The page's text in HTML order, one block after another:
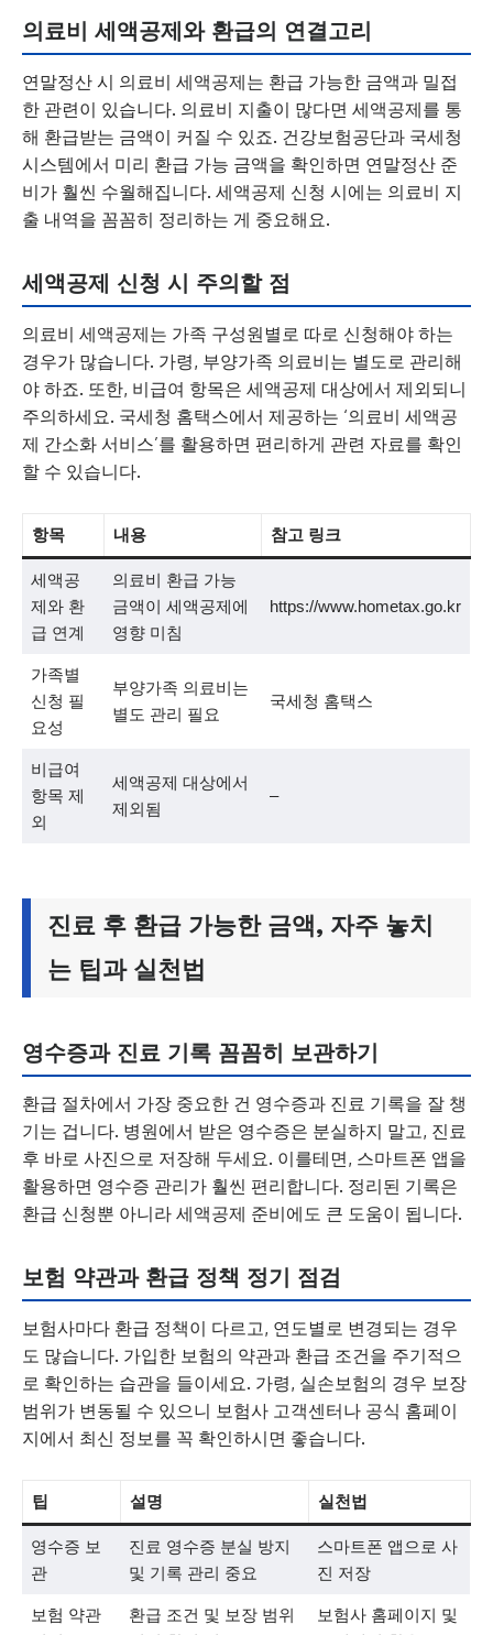
의료비 세액공제와 환급의 연결고리
연말정산 시 의료비 세액공제는 환급 가능한 금액과 밀접
한 관련이 있습니다. 의료비 지출이 많다면 세액공제를 통
해 환급받는 금액이 커질 수 있죠. 건강보험공단과 국세청
시스템에서 미리 환급 가능 금액을 확인하면 연말정산 준
비가 훨씬 수월해집니다. 세액공제 신청 시에는 의료비 지
출 내역을 꼼꼼히 정리하는 게 중요해요.
세액공제 신청 시 주의할 점
의료비 세액공제는 가족 구성원별로 따로 신청해야 하는
경우가 많습니다. 가령, 부양가족 의료비는 별도로 관리해
야 하죠. 또한, 비급여 항목은 세액공제 대상에서 제외되니
주의하세요. 국세청 홈택스에서 제공하는 ‘의료비 세액공
제 간소화 서비스’를 활용하면 편리하게 관련 자료를 확인
할 수 있습니다.
항목 내용 참고 링크
세액공
제와 환
급 연계
의료비 환급 가능
금액이 세액공제에
영향 미침
https://www.hometax.go.kr
가족별
신청 필
요성
부양가족 의료비는
별도 관리 필요
국세청 홈택스
비급여
항목 제
외
세액공제 대상에서
제외됨
–
진료 후 환급 가능한 금액, 자주 놓치
는 팁과 실천법
영수증과 진료 기록 꼼꼼히 보관하기
환급 절차에서 가장 중요한 건 영수증과 진료 기록을 잘 챙
기는 겁니다. 병원에서 받은 영수증은 분실하지 말고, 진료
후 바로 사진으로 저장해 두세요. 이를테면, 스마트폰 앱을
활용하면 영수증 관리가 훨씬 편리합니다. 정리된 기록은
환급 신청뿐 아니라 세액공제 준비에도 큰 도움이 됩니다.
보험 약관과 환급 정책 정기 점검
보험사마다 환급 정책이 다르고, 연도별로 변경되는 경우
도 많습니다. 가입한 보험의 약관과 환급 조건을 주기적으
로 확인하는 습관을 들이세요. 가령, 실손보험의 경우 보장
범위가 변동될 수 있으니 보험사 고객센터나 공식 홈페이
지에서 최신 정보를 꼭 확인하시면 좋습니다.
팁 설명 실천법
영수증 보
관
진료 영수증 분실 방지
및 기록 관리 중요
스마트폰 앱으로 사
진 저장
보험 약관
환급 조건 및 보장 범위
보험사 홈페이지 및